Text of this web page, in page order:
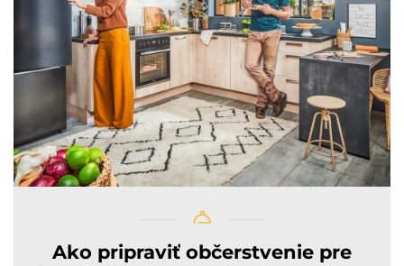
Ako pripraviť občerstvenie pre